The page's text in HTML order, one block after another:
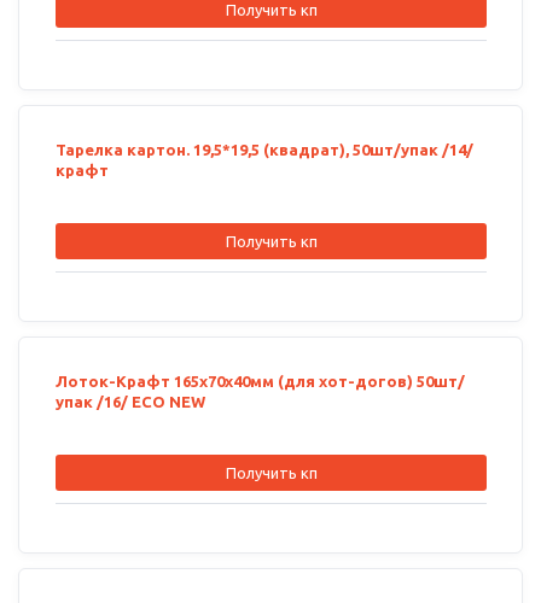
Получить кп
Тарелка картон. 19,5*19,5 (квадрат), 50шт/упак /14/
крафт
Получить кп
Лоток-Крафт 165х70х40мм (для хот-догов) 50шт/
упак /16/ ECO NEW
Получить кп